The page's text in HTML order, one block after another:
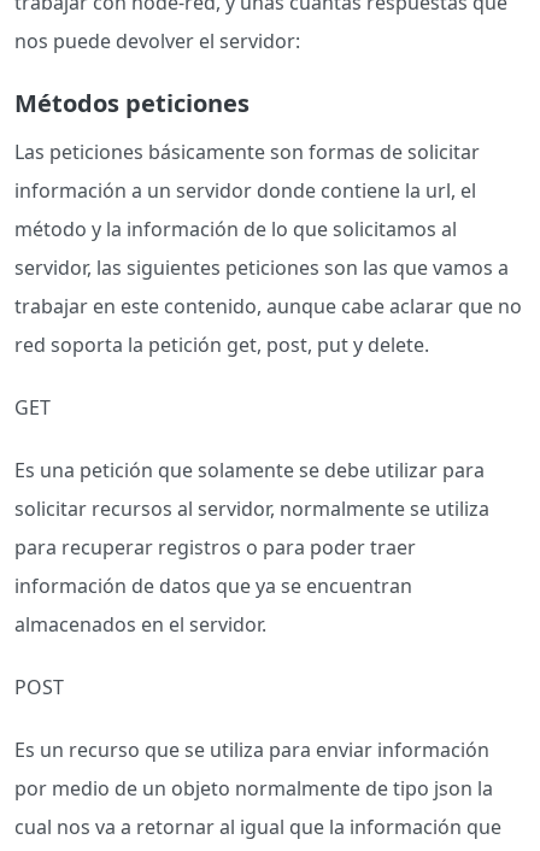
nos puede devolver el servidor:
Métodos peticiones
Las peticiones básicamente son formas de solicitar
información a un servidor donde contiene la url, el
método y la información de lo que solicitamos al
servidor, las siguientes peticiones son las que vamos a
trabajar en este contenido, aunque cabe aclarar que no
red soporta la petición get, post, put y delete.
GET
Es una petición que solamente se debe utilizar para
solicitar recursos al servidor, normalmente se utiliza
para recuperar registros o para poder traer
información de datos que ya se encuentran
almacenados en el servidor.
POST
Es un recurso que se utiliza para enviar información
por medio de un objeto normalmente de tipo json la
cual nos va a retornar al igual que la información que